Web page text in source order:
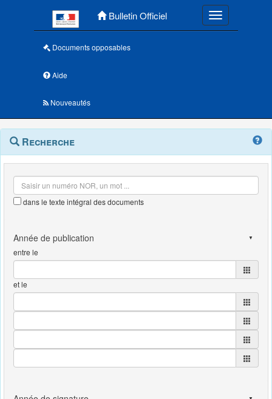
Bulletin Officiel Toggle
Documents opposables
Aide
Nouveautés
Navigation
outils
Menu
contextuel
Recherche
dans le texte intégral des documents
entre le
et le